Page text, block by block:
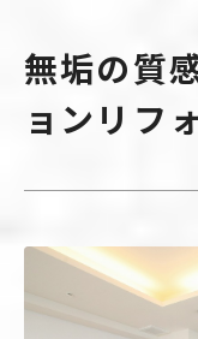
無垢の質
ョンリフ